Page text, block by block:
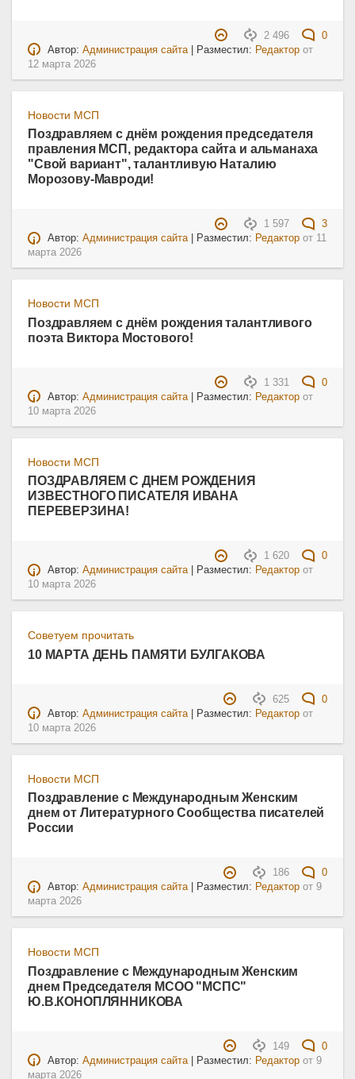
2 496
0
Автор:Администрация сайта| Разместил: Редактор от
12 марта 2026
Новости МСП
Поздравляем с днём рождения председателя
правления МСП, редактора сайта и альманаха
"Свой вариант", талантливую Наталию
Морозову-Мавроди!
1 597
3
Автор:Администрация сайта| Разместил: Редактор от 11
марта 2026
Новости МСП
Поздравляем с днём рождения талантливого
поэта Виктора Мостового!
1 331
0
Автор:Администрация сайта| Разместил: Редактор от
10 марта 2026
Новости МСП
ПОЗДРАВЛЯЕМ С ДНЕМ РОЖДЕНИЯ
ИЗВЕСТНОГО ПИСАТЕЛЯ ИВАНА
ПЕРЕВЕРЗИНА!
1 620
0
Автор:Администрация сайта| Разместил: Редактор от
10 марта 2026
Советуем прочитать
10 МАРТА ДЕНЬ ПАМЯТИ БУЛГАКОВА
625
0
Автор:Администрация сайта | Разместил: Редактор от
10 марта 2026
Новости МСП
Поздравление с Международным Женским
днем от Литературного Сообщества писателей
России
186
0
Автор:Администрация сайта| Разместил: Редактор от9
марта 2026
Новости МСП
Поздравление с Международным Женским
днем Председателя МСОО "МСПС"
Ю.В.КОНОПЛЯННИКОВА
149
0
Автор:Администрация сайта | Разместил: Редактор от9
марта 2026